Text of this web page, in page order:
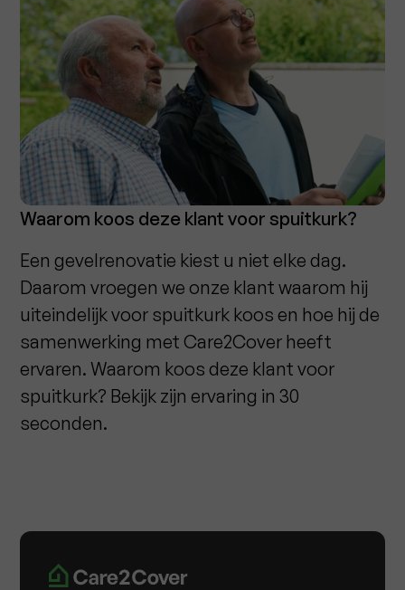
Waarom koos deze klant voor spuitkurk?
Een gevelrenovatie kiest u niet elke dag.
Daarom vroegen we onze klant waarom hij
uiteindelijk voor spuitkurk koos en hoe hij de
samenwerking met Care2Cover heeft
ervaren. Waarom koos deze klant voor
spuitkurk? Bekijk zijn ervaring in 30
seconden.